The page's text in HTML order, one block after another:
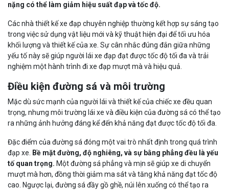
nặng có thể làm giảm hiệu suất đạp và tốc độ.
Các nhà thiết kế xe đạp chuyên nghiệp thường kết hợp sự sáng tạo
trong việc sử dụng vật liệu mới và kỹ thuật hiện đại để tối ưu hóa
khối lượng và thiết kế của xe. Sự cân nhắc đúng đắn giữa những
yếu tố này sẽ giúp người lái xe đạp đạt được tốc độ tối đa và trải
nghiệm một hành trình đi xe đạp mượt mà và hiệu quả.
Điều kiện đường sá và môi trường
Mặc dù sức mạnh của người lái và thiết kế của chiếc xe đều quan
trọng, nhưng môi trường lái xe và điều kiện của đường sá có thể tạo
ra những ảnh hưởng đáng kể đến khả năng đạt được tốc độ tối đa.
Đặc điểm của đường sá đóng một vai trò nhất định trong quá trình
đạp xe.
Bề mặt đường, độ nghiêng, và sự bằng phẳng đều là yếu
tố quan trọng. Một đường sá phẳng và mịn sẽ giúp xe di chuyển
mượt mà hơn, đồng thời giảm ma sát và tăng khả năng đạt tốc độ
cao. Ngược lại, đường sá đầy gồ ghề, núi lên xuống có thể tạo ra